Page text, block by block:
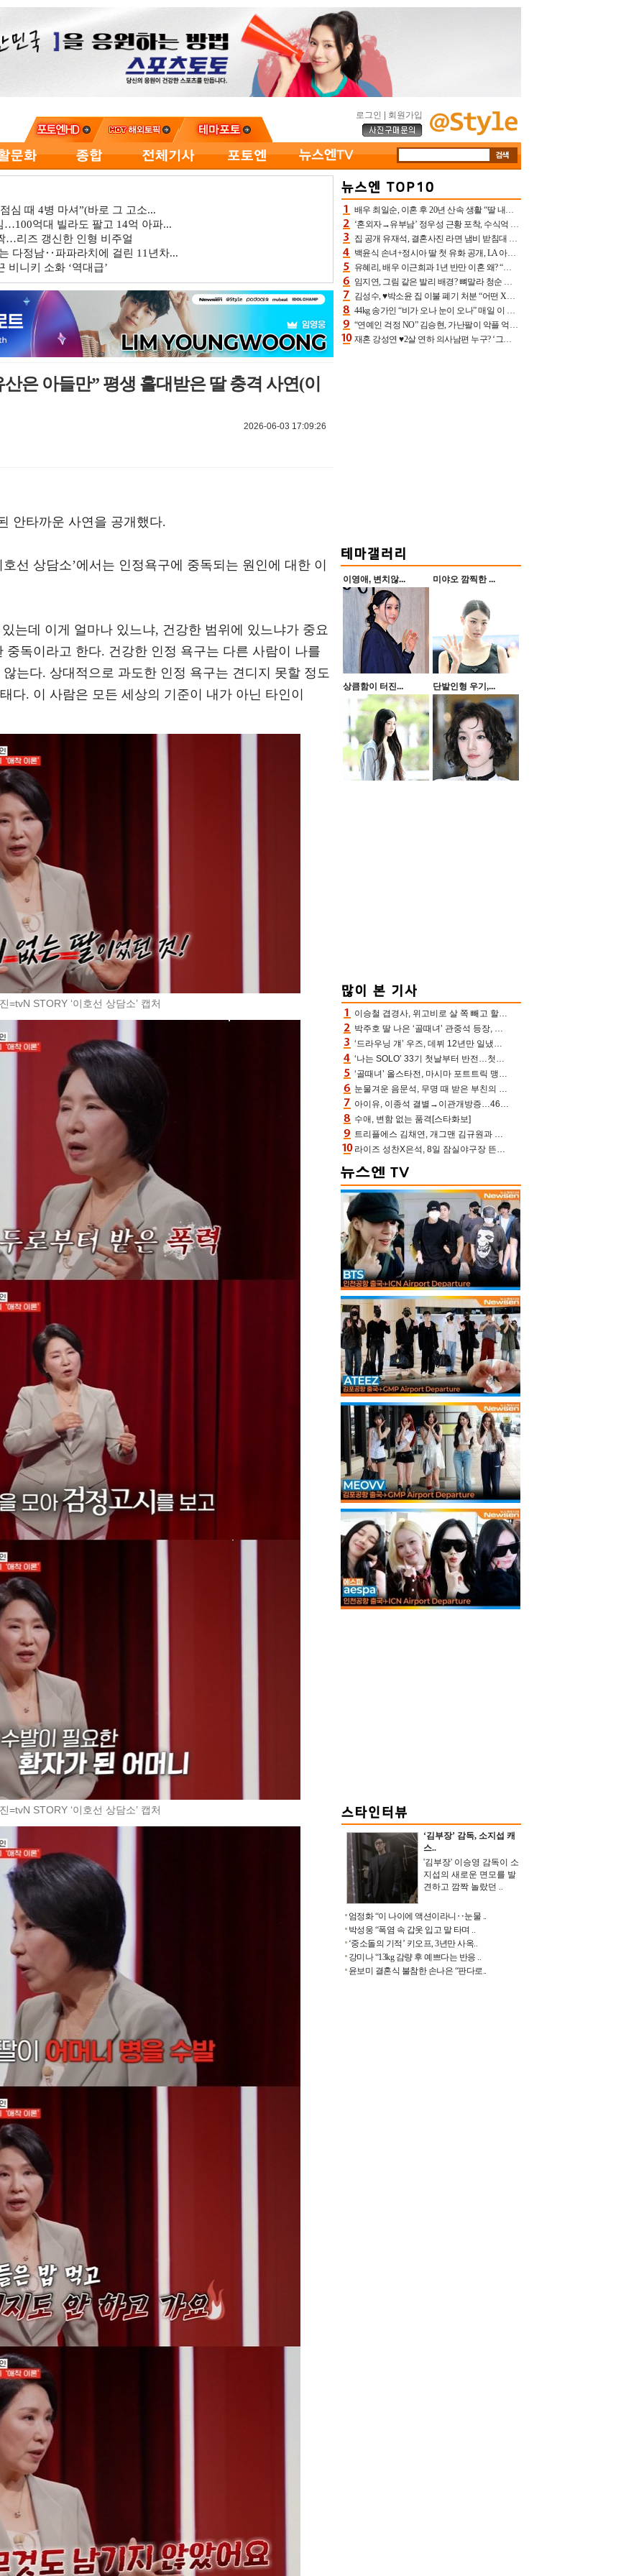
로그인 회원가입
심 때 4병 마셔”(바로 그 고소...
억대 빌라도 팔고 14억 아파...
…리즈 갱신한 인형 비주얼
다정남‥파파라치에 걸린 11년차...
비니키 소화 ‘역대급’
은 아들만” 평생 홀대받은 딸 충격 사연(이
2026-06-03 17:09:26
안타까운 사연을 공개했다.
선 상담소’에서는 인정욕구에 중독되는 원인에 대한 이
는데 이게 얼마나 있느냐, 건강한 범위에 있느냐가 중요
독이라고 한다. 건강한 인정 욕구는 다른 사람이 나를
는다. 상대적으로 과도한 인정 욕구는 견디지 못할 정도
다. 이 사람은 모든 세상의 기준이 내가 아닌 타인이
=tvN STORY ‘이호선 상담소’ 캡처
=tvN STORY ‘이호선 상담소’ 캡처
배우 최일순, 이혼 후 20년 산속 생활 “딸 내가 버렸다고 원망‥맘 아파”(특종)[어제TV]
‘혼외자→유부남’ 정우성 근황 포착, 수식억 해킹 피해 후배 만났다 “존경하는”
집 공개 유재석, 결혼사진 라면 냄비 받침대 되고 분노‥가족사진도 피해(놀뭐)[어제TV]
백윤식 손녀+정시아 딸 첫 유화 공개, LA 아트쇼→서울국제조각페스타 작가다운 수준급 실력
유혜리, 배우 이근희과 1년 반만 이혼 왜? “식칼 꽂고 의자 던져” 충격 폭로(특종)[어제TV]
임지연, 그림 같은 발리 배경? 뼈말라 청순 비키니 핏에 상대 안 되네
김성수, ♥박소윤 집 이불 폐기 처분 “어떤 X이랑 썼을지 몰라” 질투(신랑수업2)[어제TV]
44kg 송가인 “비가 오나 눈이 오나” 매일 이 운동, 허벅지 근육량 상승+체지방 감소
“연예인 걱정 NO” 김승현, 가난팔이 악플 억울할만‥아내+딸과 日 여행
재혼 강성연 ♥2살 연하 의사남편 누구? ‘그알’ 자문의에 훈남 비주얼 초엘리트 스펙 [종합]
이영애, 변치않... 미야오 깜찍한 ...
상큼함이 터진... 단발인형 우기,...
이승철 겹경사, 위고비로 살 쪽 빼고 할아버지 된다‥마음으로 낳은 딸 임신 자랑(유퀴즈)
박주호 딸 나은 ‘골때녀’ 관중석 등장, 김민재 복제인간 보고 혼란 [결정적장면]
‘드라우닝 걔’ 우즈, 데뷔 12년만 일냈다…체조경기장 입성 확정
‘나는 SOLO’ 33기 첫날부터 반전…첫인상 0표 영호, 호감남 급부상
‘골때녀’ 올스타전, 마시마 포트트릭 맹추격전 5:4 골 잔치 ‘짜릿’ [어제TV]
눈물겨운 음문석, 무명 때 받은 부친의 전재산→폐암 父 세상 떠나기 전 여행(유퀴즈)[어제TV]
아이유, 이종석 결별→이관개방증…46장 꽉 채운 유애나 ♥ “열심히 사는 중”
수애, 변함 없는 품격[스타화보]
트리플에스 김채연, 개그맨 김규원과 함께 프리뷰쇼 진행 [포토엔HD]
라이즈 성찬X은석, 8일 잠실야구장 뜬다…시구 시타+특별공연까지
‘김부장’ 감독, 소지섭 캐
스..
'김부장' 이승영 감독이 소
지섭의 새로운 면모를 발
견하고 깜짝 놀랐던 ..
엄정화 “이 나이에 액션이라니‥눈물 ..
박성웅 “폭염 속 갑옷 입고 말 타며 ..
‘중소돌의 기적’ 키오프, 3년만 사옥..
강미나 “13kg 감량 후 예쁘다는 반응 ..
윤보미 결혼식 불참한 손나은 “판다로..